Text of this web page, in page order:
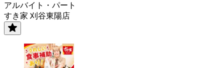
アルバイト・パート
すき家 刈谷東陽店